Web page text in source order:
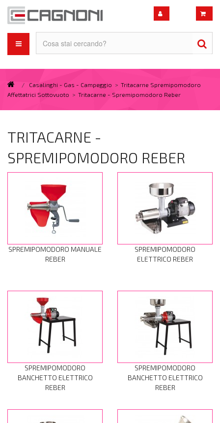
/ Casalinghi - Gas - Campeggio > Tritacarne Spremipomodoro
Affettatrici Sottovuoto > Tritacarne - Spremipomodoro Reber
TRITACARNE -
SPREMIPOMODORO REBER
SPREMIPOMODORO MANUALE
REBER
SPREMIPOMODORO
ELETTRICO REBER
SPREMIPOMODORO
BANCHETTO ELETTRICO
REBER
SPREMIPOMODORO
BANCHETTO ELETTRICO
REBER